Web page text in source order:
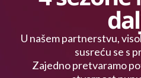
U našem partnerstvu,
susreću se s
Zajedno pretvaramo